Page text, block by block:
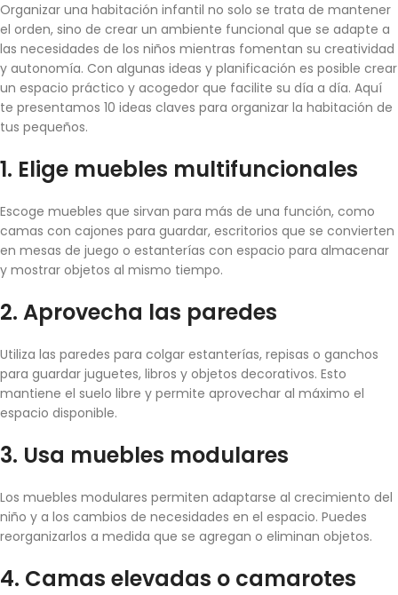
Organizar una habitación infantil no solo se trata de mantener
el orden, sino de crear un ambiente funcional que se adapte a
las necesidades de los niños mientras fomentan su creatividad
y autonomía. Con algunas ideas y planificación es posible crear
un espacio práctico y acogedor que facilite su día a día. Aquí
te presentamos 10 ideas claves para organizar la habitación de
tus pequeños.
1. Elige muebles multifuncionales
Escoge muebles que sirvan para más de una función, como
camas con cajones para guardar, escritorios que se convierten
en mesas de juego o estanterías con espacio para almacenar
y mostrar objetos al mismo tiempo.
2. Aprovecha las paredes
Utiliza las paredes para colgar estanterías, repisas o ganchos
para guardar juguetes, libros y objetos decorativos. Esto
mantiene el suelo libre y permite aprovechar al máximo el
espacio disponible.
3. Usa muebles modulares
Los muebles modulares permiten adaptarse al crecimiento del
niño y a los cambios de necesidades en el espacio. Puedes
reorganizarlos a medida que se agregan o eliminan objetos.
4. Camas elevadas o camarotes